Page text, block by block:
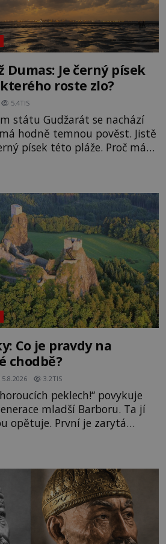
Dumas: Je černý písek
roste zlo?
5.4TIS
státu Gudžarát se nachází
hodně temnou pověst. Jistě
písek této pláže. Proč má
Nakolik jsou
zde došlo k nevysvětlitelným
na pláž Dumas ve městě
Co je pravdy na
chodbě?
5.8.2026 3.2TIS
peklech!“ povykuje
mladší Barboru. Ta jí
opětuje. První je zarytá
kališnice. A každá z
z věží slavného hradu
boje. Za manželku má